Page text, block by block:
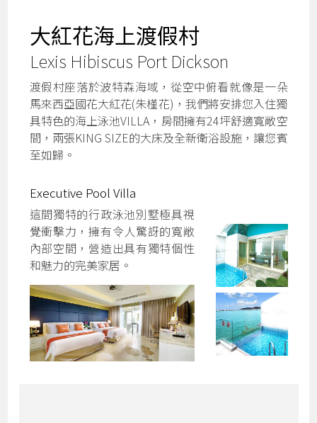
大紅花海上渡假村
Lexis Hibiscus Port Dickson
渡假村座落於波特森海域，從空中俯看就像是一朵
馬來西亞國花大紅花(朱槿花)，我們將安排您入住獨
具特色的海上泳池VILLA，房間擁有24坪舒適寬敞空
間，兩張KING SIZE的大床及全新衛浴設施，讓您賓
至如歸。
Executive Pool Villa
這間獨特的行政泳池別墅極具視
覺衝擊力，擁有令人驚訝的寬敞
內部空間，營造出具有獨特個性
和魅力的完美家居。